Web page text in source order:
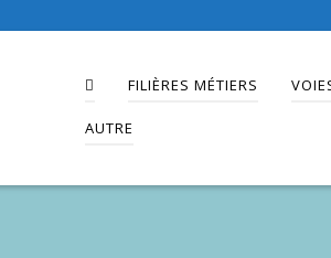
FILIÈRES MÉTIERS
AUTRE